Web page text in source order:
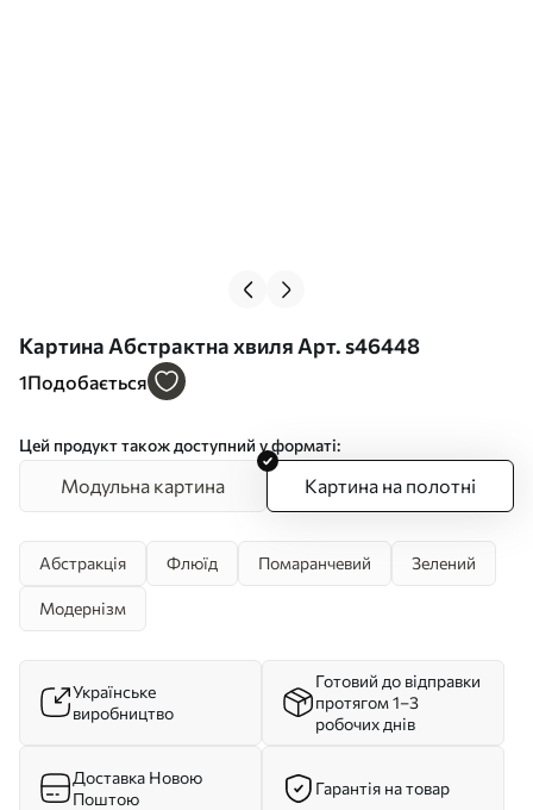
Картина Абстрактна хвиля Арт. s46448
1Подобається
Цей продукт також доступний у форматі:
Модульна картина Картина на полотні
Абстракція Флюїд Помаранчевий Зелений
Модернізм
Українське
виробництво
Готовий до відправки
протягом 1–3
робочих днів
Доставка Новою
Поштою
Гарантія на товар